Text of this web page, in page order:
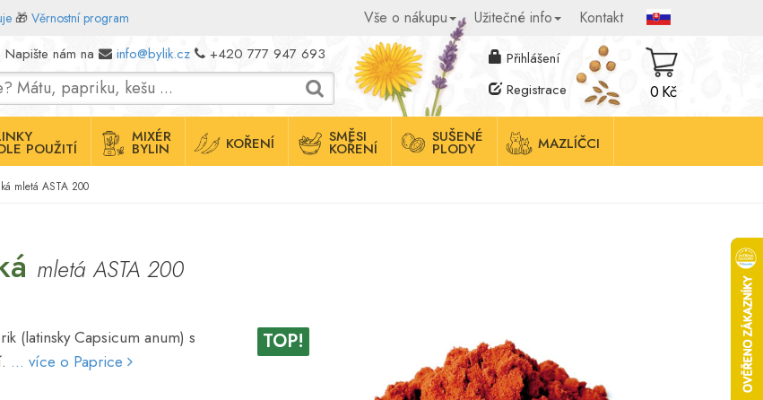
🎁 Věrnostní program Vše o nákupu Užitečné info Kontakt
nám na info@bylik.cz +420 777 947 693
Přihlášení
Registrace
0 Kč
POUŽITÍ
MIXÉR
BYLIN KOŘENÍ SMĚSI
KOŘENÍ
SUŠENÉ
PLODY MAZLÍČCI
mletá ASTA 200
mletá ASTA 200
(latinsky Capsicum anum) s
... více o Paprice
TOP!